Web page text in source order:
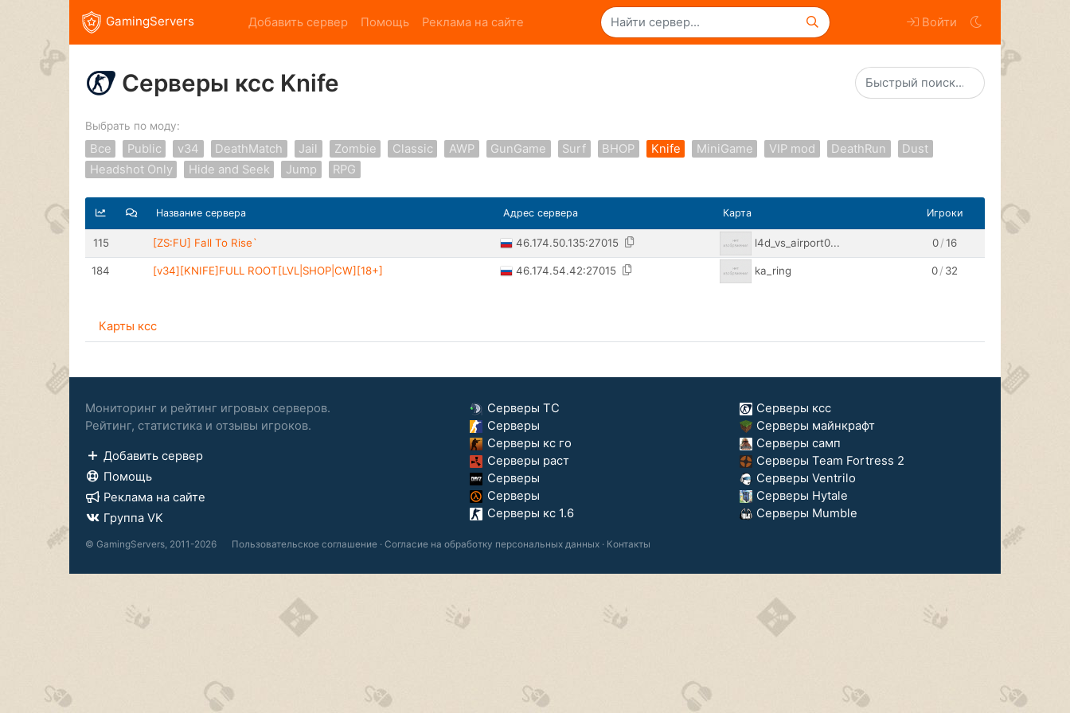
GamingServers Добавить сервер Помощь Реклама на сайте Войти
Серверы ксс Knife
Выбрать по моду:
Все Public v34 DeathMatch Jail Zombie Classic AWP GunGame Surf BHOP Knife MiniGame VIP mod DeathRun
Dust
Headshot Only
Hide and Seek Jump RPG
Название сервера Адрес сервера Карта Игроки
115 [ZS:FU] Fall To Rise` 46.174.50.135:27015 l4d_vs_airport0... 0/16
184 [v34][KNIFE]FULL ROOT[LVL|SНОР|CW][18+] 46.174.54.42:27015 ka_ring 0/32
Карты ксс
Мониторинг и рейтинг игровых серверов.
Рейтинг, статистика и отзывы игроков.
Добавить сервер
Помощь
Реклама на сайте
Группа VK
Серверы ТС
Серверы
Серверы кс го
Серверы раст
Серверы
Серверы
Серверы кс 1.6
Серверы ксс
Серверы майнкрафт
Серверы самп
Серверы Team Fortress 2
Серверы Ventrilo
Серверы Hytale
Серверы Mumble
© GamingServers, 2011-2026 Пользовательское соглашение · Согласие на обработку персональных данных · Контакты